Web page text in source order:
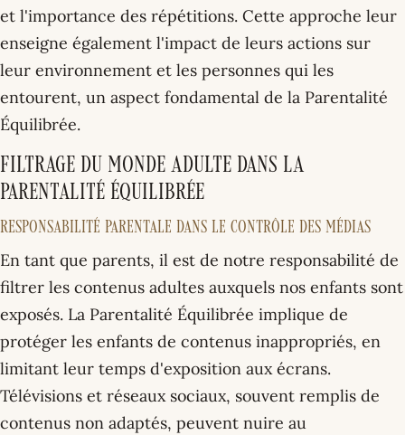
et l'importance des répétitions. Cette approche leur
enseigne également l'impact de leurs actions sur
leur environnement et les personnes qui les
entourent, un aspect fondamental de la Parentalité
Équilibrée.
Filtrage du Monde Adulte dans la
Parentalité Équilibrée
Responsabilité Parentale dans le Contrôle des Médias
En tant que parents, il est de notre responsabilité de
filtrer les contenus adultes auxquels nos enfants sont
exposés. La Parentalité Équilibrée implique de
protéger les enfants de contenus inappropriés, en
limitant leur temps d'exposition aux écrans.
Télévisions et réseaux sociaux, souvent remplis de
contenus non adaptés, peuvent nuire au